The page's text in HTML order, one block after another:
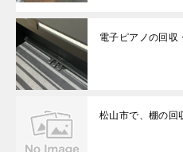
電子ピアノの回
松山市で、棚の